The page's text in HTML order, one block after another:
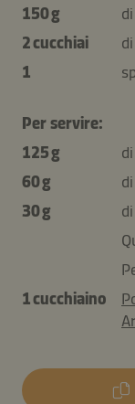
150 g
2 cucchiai
1
Per servire:
125 g
60 g
30 g
1 cucchiaino